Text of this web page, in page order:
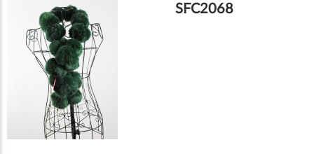
SFC2068